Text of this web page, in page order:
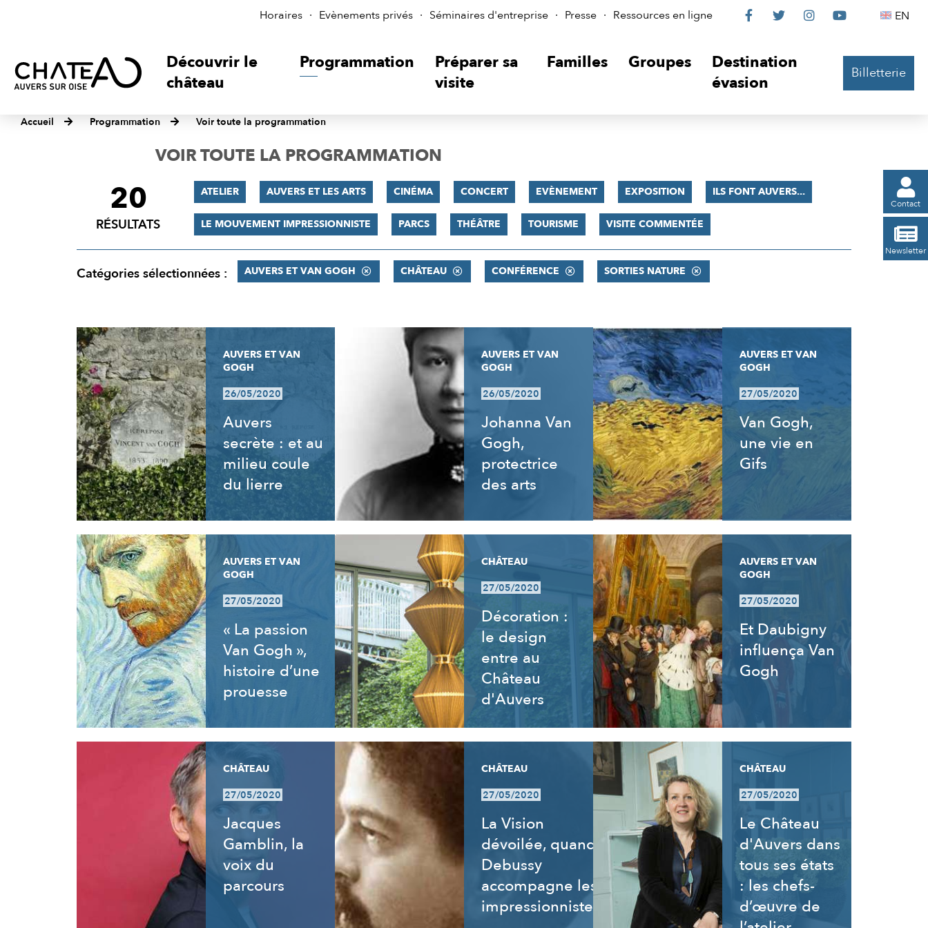
Horaires Evènements privés Séminaires d'entreprise Presse Ressources en ligne
Le
sur

Le

Le

Le
 EN
Découvrir le
château
Programmation
Préparer sa
visite
Familles Groupes
Destination
évasion
Billetterie
Accueil Programmation Voir toute la programmation

Contact

Newsletter
VOIR TOUTE LA PROGRAMMATION
FILTRER
RÉSULTATS
20
RÉSULTATS
ATELIER AUVERS ET LES ARTS CINÉMA CONCERT EVÈNEMENT EXPOSITION ILS FONT AUVERS...
LE MOUVEMENT IMPRESSIONNISTE PARCS THÉÂTRE TOURISME VISITE COMMENTÉE
Catégories sélectionnées : AUVERS ET VAN GOGH CHÂTEAU CONFÉRENCE SORTIES NATURE
RÉSULTATS
AUVERS ET VAN
GOGH
26/05/2020
Auvers
secrète : et au
milieu coule
du lierre
AUVERS ET VAN
GOGH
26/05/2020
Johanna Van
Gogh,
protectrice
des arts
AUVERS ET VAN
GOGH
27/05/2020
Van Gogh,
une vie en
Gifs
AUVERS ET VAN
GOGH
27/05/2020
« La passion
Van Gogh »,
histoire d’une
prouesse
CHÂTEAU
27/05/2020
Décoration :
le design
entre au
Château
d'Auvers
AUVERS ET VAN
GOGH
27/05/2020
Et Daubigny
influença Van
Gogh
CHÂTEAU
27/05/2020
Jacques
Gamblin, la
voix du
parcours
CHÂTEAU
27/05/2020
La Vision
dévoilée, quand
Debussy
accompagne les
impressionnistes
CHÂTEAU
27/05/2020
Le Château
d'Auvers dans
tous ses états
: les chefs-
d’œuvre de